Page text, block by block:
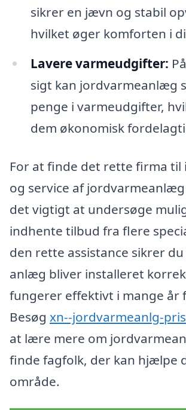
sikrer en jævn og stabil
hvilket øger komforten i
Lavere varmeudgifter:
sigt kan jordvarmeanlæg
penge i varmeudgifter,
dem økonomisk
For at finde det rette firma til
og service af
det vigtigt at undersøge
indhente tilbud fra flere
den rette assistance sikrer
anlæg bliver installeret
fungerer effektivt i mange år
Besøg xn--jordvarmeanlg-
at lære mere om
finde fagfolk, der kan hjælpe
område.